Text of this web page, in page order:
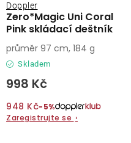
Zero*Magic Uni Coral
Pink skládací deštník
Doppler
Skladem
998 Kč
948 Kč−5%
Zaregistrujte se ›
průměr 97 cm, 184 g